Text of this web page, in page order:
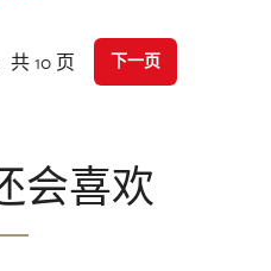
共 10 页 下一页
会喜欢